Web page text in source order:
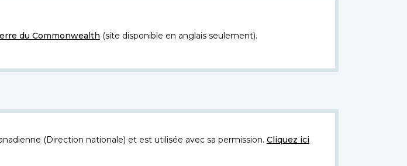
du Commonwealth (site disponible en anglais seulement).
(Direction nationale) et est utilisée avec sa permission. Cliquez ici